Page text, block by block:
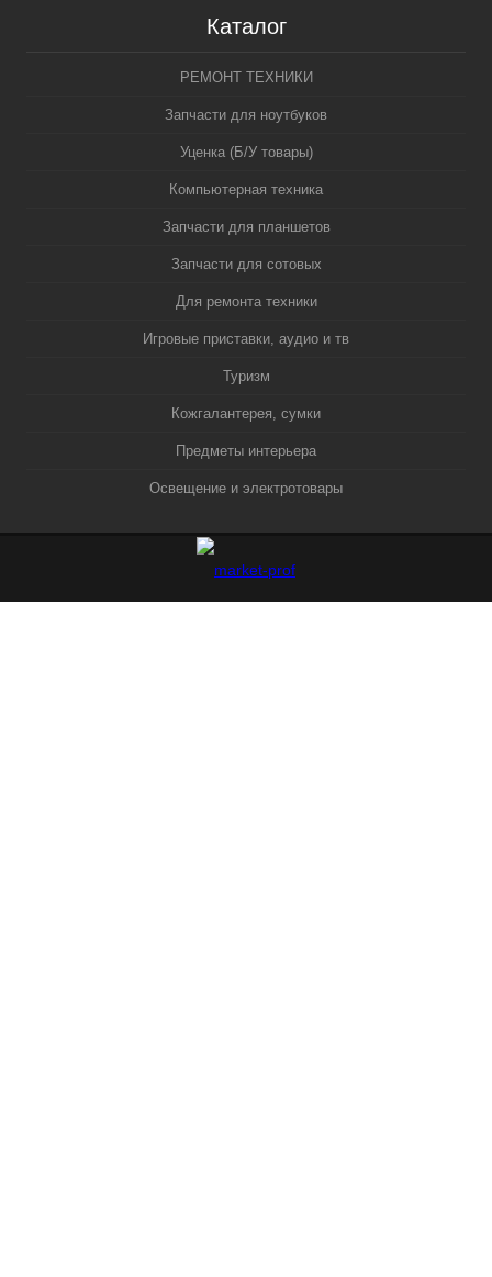
Каталог
РЕМОНТ ТЕХНИКИ
Запчасти для ноутбуков
Уценка (Б/У товары)
Компьютерная техника
Запчасти для планшетов
Запчасти для сотовых
Для ремонта техники
Игровые приставки, аудио и тв
Туризм
Кожгалантерея, сумки
Предметы интерьера
Освещение и электротовары